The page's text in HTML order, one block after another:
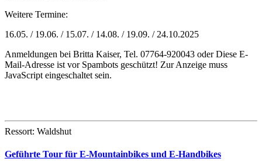
Weitere Termine:
16.05. / 19.06. / 15.07. / 14.08. / 19.09. / 24.10.2025
Anmeldungen bei Britta Kaiser, Tel. 07764-920043 oderDiese E-
Mail-Adresse ist vor Spambots geschützt! Zur Anzeige muss
JavaScript eingeschaltet sein.
Ressort: Waldshut
Geführte Tour für E-Mountainbikes und E-Handbikes